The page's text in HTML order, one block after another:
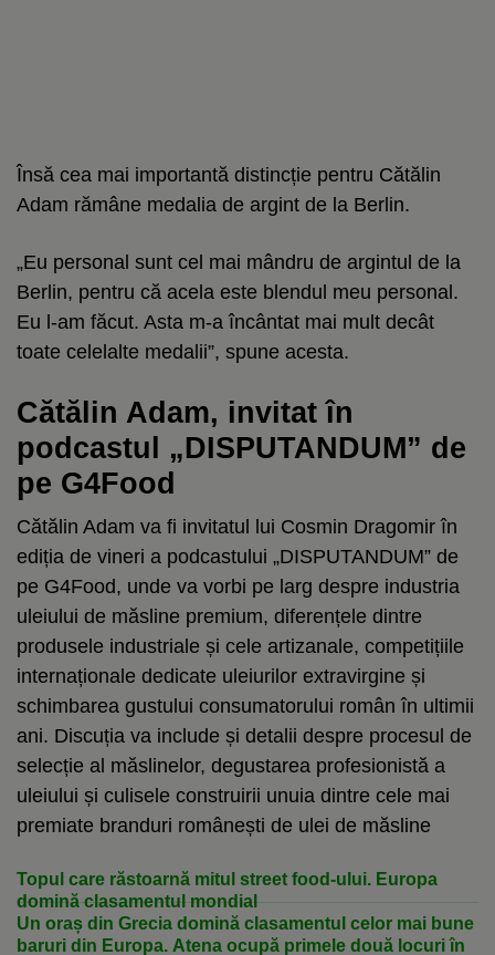
Însă cea mai importantă distincție pentru Cătălin
Adam rămâne medalia de argint de la Berlin.
„Eu personal sunt cel mai mândru de argintul de la
Berlin, pentru că acela este blendul meu personal.
Eu l-am făcut. Asta m-a încântat mai mult decât
toate celelalte medalii”, spune acesta.
Cătălin Adam, invitat în
podcastul „DISPUTANDUM” de
pe G4Food
Cătălin Adam va fi invitatul lui Cosmin Dragomir în
ediția de vineri a podcastului „DISPUTANDUM” de
pe G4Food, unde va vorbi pe larg despre industria
uleiului de măsline premium, diferențele dintre
produsele industriale și cele artizanale, competițiile
internaționale dedicate uleiurilor extravirgine și
schimbarea gustului consumatorului român în ultimii
ani. Discuția va include și detalii despre procesul de
selecție al măslinelor, degustarea profesionistă a
uleiului și culisele construirii unuia dintre cele mai
premiate branduri românești de ulei de măsline
Topul care răstoarnă mitul street food-ului. Europa
domină clasamentul mondial
Un oraș din Grecia domină clasamentul celor mai bune
baruri din Europa. Atena ocupă primele două locuri în